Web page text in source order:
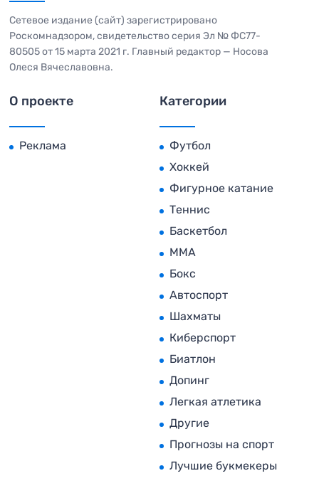
Сетевое издание (сайт) зарегистрировано
Роскомнадзором, свидетельство серия Эл № ФС77-
80505 от 15 марта 2021 г. Главный редактор — Носова
Олеся Вячеславовна.
О проекте
Реклама
Категории
Футбол
Хоккей
Фигурное катание
Теннис
Баскетбол
MMA
Бокс
Автоспорт
Шахматы
Киберспорт
Биатлон
Допинг
Легкая атлетика
Другие
Прогнозы на спорт
Лучшие букмекеры